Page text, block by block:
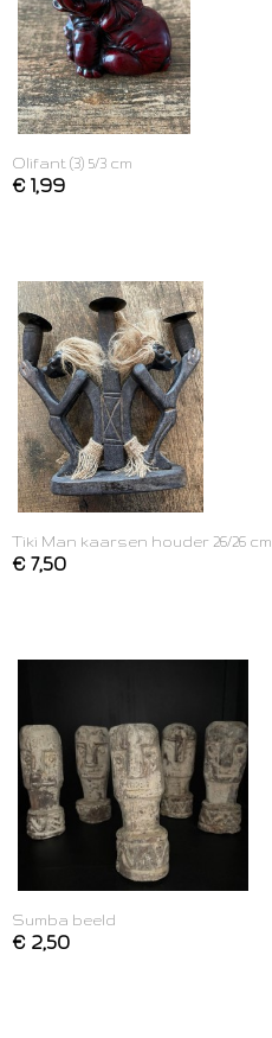
Olifant (3) 5/3 cm
€ 1,99
Tiki Man kaarsen houder 26/26 cm
€ 7,50
Sumba beeld
€ 2,50